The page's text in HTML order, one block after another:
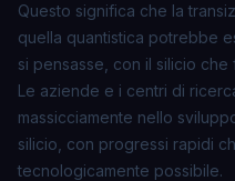
Questo significa che la
quella quantistica potrebbe
si pensasse, con il silicio
Le aziende e i centri di
massicciamente nello
silicio, con progressi rapidi
tecnologicamente possibile.